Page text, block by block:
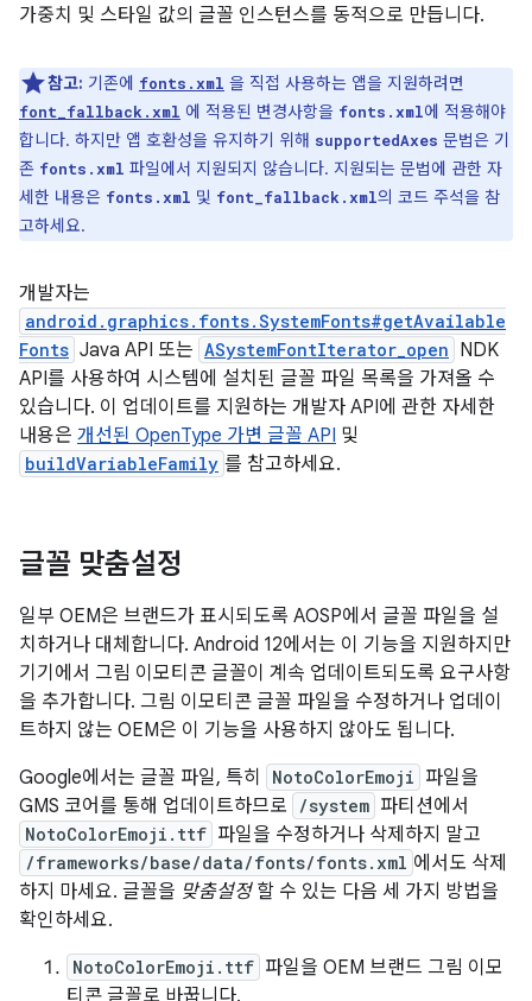
가중치 및 스타일 값의 글꼴 인스턴스를 동적으로 만듭니다.
참고: 기존에 fonts.xml 을 직접 사용하는 앱을 지원하려면
font_fallback.xml 에 적용된 변경사항을 fonts.xml에 적용해야
합니다. 하지만 앱 호환성을 유지하기 위해 supportedAxes 문법은 기
존 fonts.xml 파일에서 지원되지 않습니다. 지원되는 문법에 관한 자
세한 내용은 fonts.xml 및 font_fallback.xml의 코드 주석을 참
고하세요.
개발자는
android.graphics.fonts.SystemFonts#getAvailable
Fonts Java API 또는 ASystemFontIterator_open NDK
API를 사용하여 시스템에 설치된 글꼴 파일 목록을 가져올 수
있습니다. 이 업데이트를 지원하는 개발자 API에 관한 자세한
내용은 개선된 OpenType 가변 글꼴 API 및
buildVariableFamily 를 참고하세요.
글꼴 맞춤설정
일부 OEM은 브랜드가 표시되도록 AOSP에서 글꼴 파일을 설
치하거나 대체합니다. Android 12에서는 이 기능을 지원하지만
기기에서 그림 이모티콘 글꼴이 계속 업데이트되도록 요구사항
을 추가합니다. 그림 이모티콘 글꼴 파일을 수정하거나 업데이
트하지 않는 OEM은 이 기능을 사용하지 않아도 됩니다.
Google에서는 글꼴 파일, 특히
NotoColorEmoji 파일을
GMS 코어를 통해 업데이트하므로
/system 파티션에서
NotoColorEmoji.ttf 파일을 수정하거나 삭제하지 말고
/frameworks/base/data/fonts/fonts.xml 에서도 삭제
하지 마세요. 글꼴을 맞춤설정할 수 있는 다음 세 가지 방법을
확인하세요.
NotoColorEmoji.ttf 파일을 OEM 브랜드 그림 이모
티콘 글꼴로 바꿉니다.